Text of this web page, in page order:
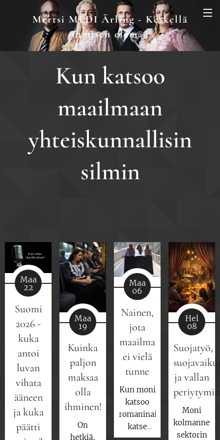
Mertsi MEDI Ärling - Keskellä
ihmisen elämää
Kun katsoo
maailmaan
yhteiskunnallisin
silmin
Maa
22
Suomi
2026 -
kuka
antoi
luvan
vihata
ääneen
ja kuka
päätti
Maa
19
Kuinka
paljon
maksaa
olla
ihminen!
On
hetkiä,
Maa
06
Nainen,
jota
maailma
ei vielä
tunne
Kun moni
katsoo
romaninaista,
katse
Hel
08
Suojatyö,
ja vallan
Moni
kolmannen
sektorin